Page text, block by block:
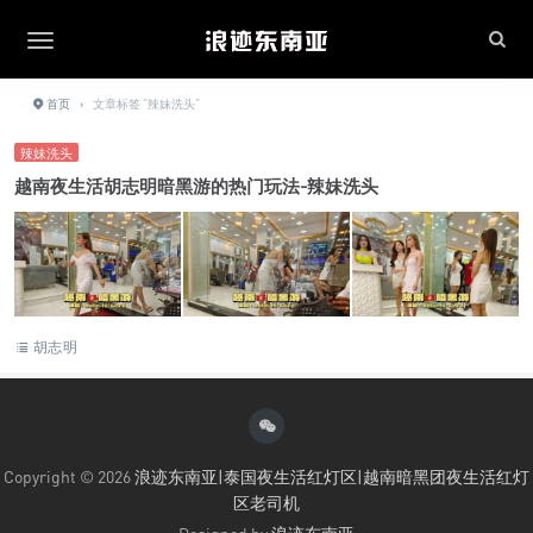
首页 › 文章标签 "辣妹洗头"
辣妹洗头
越南夜生活胡志明暗黑游的热门玩法-辣妹洗头
胡志明
Copyright © 2026浪迹东南亚|泰国夜生活红灯区|越南暗黑团夜生活红灯
区老司机